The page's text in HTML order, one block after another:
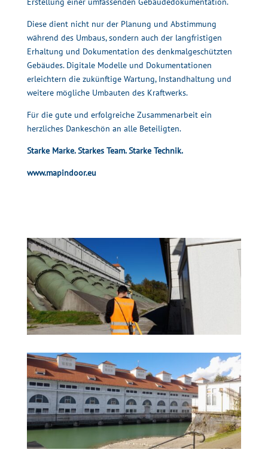
Diese dient nicht nur der Planung und Abstimmung
während des Umbaus, sondern auch der langfristigen
Erhaltung und Dokumentation des denkmalgeschützten
Gebäudes. Digitale Modelle und Dokumentationen
erleichtern die zukünftige Wartung, Instandhaltung und
weitere mögliche Umbauten des Kraftwerks.
Für die gute und erfolgreiche Zusammenarbeit ein
herzliches Dankeschön an alle Beteiligten.
Starke Marke. Starkes Team. Starke Technik.
www.mapindoor.eu